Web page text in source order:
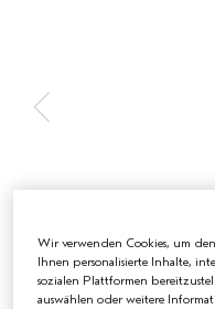
EMPFINDLICHE
ALLE KOLLEKTIONEN
Wir verwenden Cookies, um
Ihnen personalisierte Inhalte,
sozialen Plattformen
auswählen oder weitere